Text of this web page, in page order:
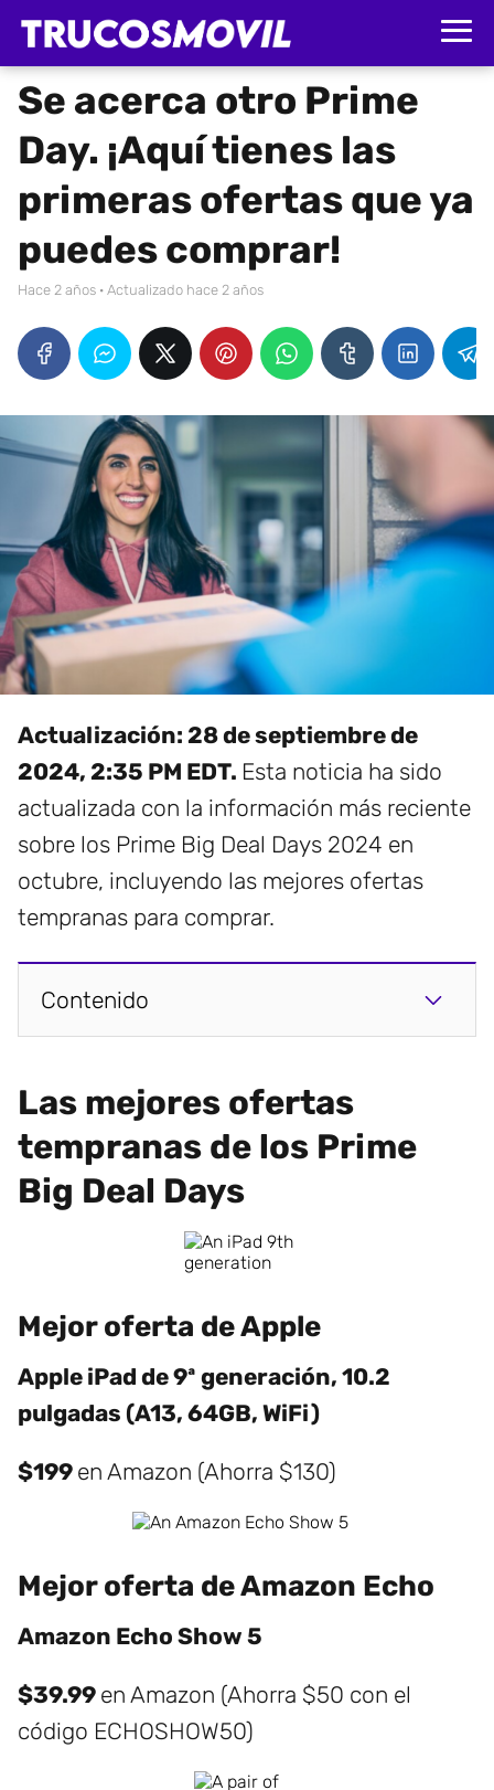
Se acerca otro Prime
Day. ¡Aquí tienes las
primeras ofertas que ya
puedes comprar!
hace 2 años · Actualizado hace 2 años
Actualización: 28 de septiembre de
2024, 2:35 PM EDT. Esta noticia ha sido
actualizada con la información más reciente
sobre los Prime Big Deal Days 2024 en
octubre, incluyendo las mejores ofertas
tempranas para comprar.
Contenido
Las mejores ofertas
tempranas de los Prime
Big Deal Days
Mejor oferta de Apple
Apple iPad de 9ª generación, 10.2
pulgadas (A13, 64GB, WiFi)
$199 en Amazon (Ahorra $130)
Mejor oferta de Amazon Echo
Amazon Echo Show 5
$39.99 en Amazon (Ahorra $50 con el
código ECHOSHOW50)